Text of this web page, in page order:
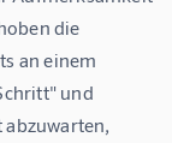
die
an einem
und